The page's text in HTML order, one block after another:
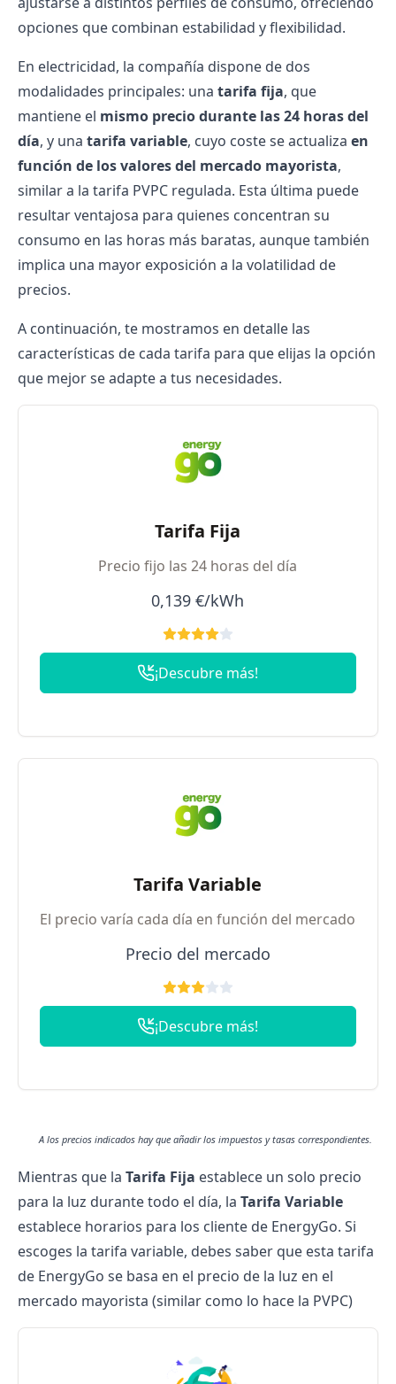
opciones que combinan estabilidad y flexibilidad.
En electricidad, la compañía dispone de dos
modalidades principales: una tarifa fija, que
mantiene el mismo precio durante las 24 horas del
día, y una tarifa variable, cuyo coste se actualiza en
función de los valores del mercado mayorista,
similar a la tarifa PVPC regulada. Esta última puede
resultar ventajosa para quienes concentran su
consumo en las horas más baratas, aunque también
implica una mayor exposición a la volatilidad de
precios.
A continuación, te mostramos en detalle las
características de cada tarifa para que elijas la opción
que mejor se adapte a tus necesidades.
Tarifa Fija
Precio fijo las 24 horas del día
0,139 €/kWh
¡Descubre más!
Tarifa Variable
El precio varía cada día en función del mercado
Precio del mercado
¡Descubre más!
A los precios indicados hay que añadir los impuestos y tasas correspondientes.
Mientras que la Tarifa Fija establece un solo precio
para la luz durante todo el día, la Tarifa Variable
establece horarios para los cliente de EnergyGo. Si
escoges la tarifa variable, debes saber que esta tarifa
de EnergyGo se basa en el precio de la luz en el
mercado mayorista (similar como lo hace la PVPC)